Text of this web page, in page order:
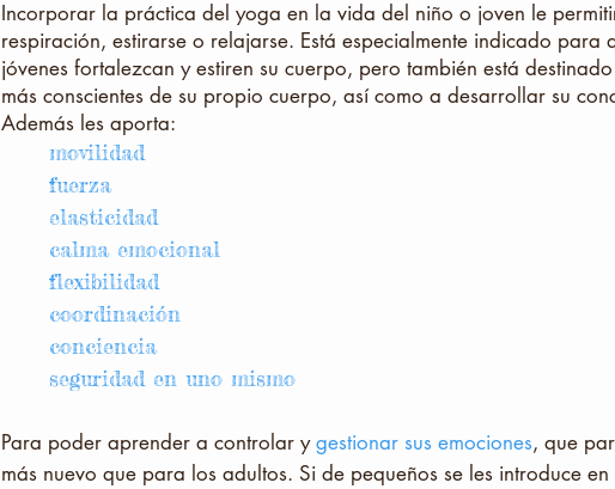
Incorporar la práctica del yoga en la vida del niño o joven le
respiración, estirarse o relajarse. Está especialmente indicado para
jóvenes fortalezcan y estiren su cuerpo, pero también está
más conscientes de su propio cuerpo, así como a desarrollar su
Además les aporta:
movilidad
fuerza
elasticidad
calma emocional
flexibilidad
coordinación
conciencia
seguridad en uno mismo
Para poder aprender a controlar ygestionar sus emociones, que
más nuevo que para los adultos. Si de pequeños se les introduce